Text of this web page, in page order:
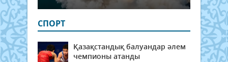
СПОРТ
Қазақстандық балуандар әлем
чемпионы атанды